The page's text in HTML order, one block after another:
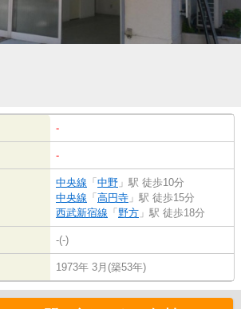
-
-
中央線 「 中野 」駅 徒歩10分
中央線 「 高円寺 」駅 徒歩15分
西武新宿線 「 野方 」駅 徒歩18分
-(-)
1973年 3月(築53年)